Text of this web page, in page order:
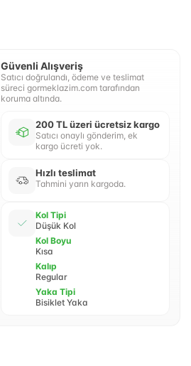
Güvenli Alışveriş
Satıcı doğrulandı, ödeme ve teslimat
süreci gormeklazim.com tarafından
koruma altında.
200 TL üzeri ücretsiz kargo
Satıcı onaylı gönderim, ek
kargo ücreti yok.
Hızlı teslimat
Tahmini yarın kargoda.
Kol Tipi
Düşük Kol
Kol Boyu
Kısa
Kalıp
Regular
Yaka Tipi
Bisiklet Yaka